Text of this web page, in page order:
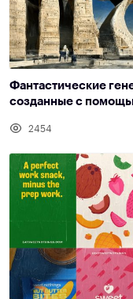
Фантастические
созданные с
2454